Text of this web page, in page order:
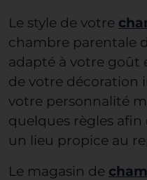
Le style de votre
chambre parentale
adapté à votre goût
de votre décoration
votre personnalité
quelques règles
un lieu propice au
Le magasin de